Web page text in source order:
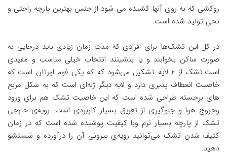
روکشی که به روی آنها کشیده می شود از جنس بهترین پارچه راحتی و
نخی تولید شده است.
در کل این تشک‌ها برای افرادی که مدت زمان زیادی باید درجایی به
صورت ساکن بخوابند و یا بنشینند انتخاب خیلی مناسب و مفیدی
است.تشک از 2 لایه تشکیل می‌شود که که یکی فوم اورتان است که
خاصیت انعطاف پذیری دارد و لایه دیگر ژله‌ای است که به شکل مربع
های برجسته طراحی شده است که این خاصیت تشک هم برای ورود
وخروج هوا و جلوگیری از تعریق بسیار کاربردی است. رویه‌ی خارجی
تشک از پارچه بسیار نرم وبا کیفیت پوشیده شده است که در زمان
کثیف شدن تشک می‌توانید رویه‌ی بیرونی آن را درآورده و شستشو
دهید.